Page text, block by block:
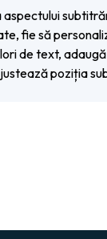
fie să
de text,
poziția